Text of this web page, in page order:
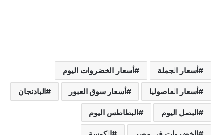
أسعار الجملة أسعار الخضروات اليوم
أسعار الفاصوليا أسعار سوق العبور الباذنجان
البصل اليوم البطاطس اليوم